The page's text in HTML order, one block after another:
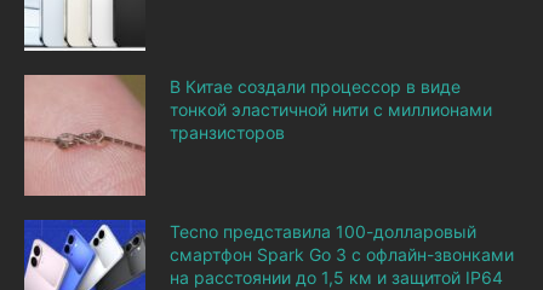
В Китае создали процессор в виде
тонкой эластичной нити с миллионами
транзисторов
Tecno представила 100-долларовый
смартфон Spark Go 3 с офлайн-звонками
на расстоянии до 1,5 км и защитой IP64